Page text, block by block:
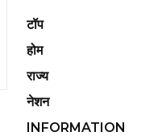
टॉप
होम
राज्य
नेशन
INFORMATION